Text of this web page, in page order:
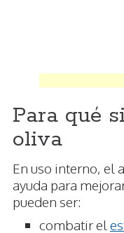
Para qué
oliva
En uso interno, el
ayuda para
pueden ser:
combatir el